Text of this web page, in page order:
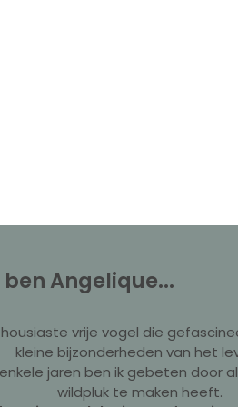
ben Angelique...
vrije vogel die
kleine bijzonderheden van het
jaren ben ik gebeten door
wildpluk te maken heeft.